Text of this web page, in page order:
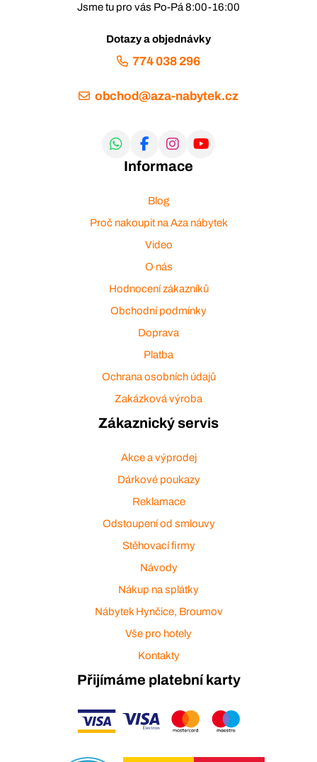
Jsme tu pro vás Po-Pá 8:00-16:00
Dotazy a objednávky
774 038 296
obchod@aza-nabytek.cz
Informace
Blog
Proč nakoupit na Aza nábytek
Video
O nás
Hodnocení zákazníků
Obchodní podmínky
Doprava
Platba
Ochrana osobních údajů
Zakázková výroba
Zákaznický servis
Akce a výprodej
Dárkové poukazy
Reklamace
Odstoupení od smlouvy
Stěhovací firmy
Návody
Nákup na splátky
Nábytek Hynčice, Broumov
Vše pro hotely
Kontakty
Přijímáme platební karty